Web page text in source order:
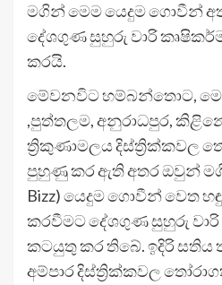
මගින් මෙම යෙදුම ගොවීන්
දේශගුණ සුහුරු වාරි කෘෂිකර්ම
කරයි.
මේවනවිට හම්බන්තොට,
,පුත්තලම, අනුරාධපුර,
ත්‍රිකුණාමලය දිස්ත්‍රික්කවල
පුහුණු කර ඇති අතර ඔවුන්
Bizz) යෙදුම ගොවීන් වෙත
කරවීමට දේශගුණ සුහුරු වාරි
කටයුතු කර තිබේ. ඉදිරි සතිය
අම්පාර දිස්ත්‍රික්කවල